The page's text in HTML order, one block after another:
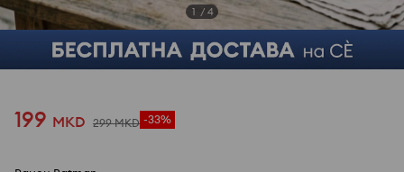
1 / 4
199 MKD 299 MKD -33%